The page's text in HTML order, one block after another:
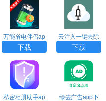
万能省电伴侣ap
p下载
下载
云注入一键去除
下载
下载
私密相册助手ap
绿去广告app下